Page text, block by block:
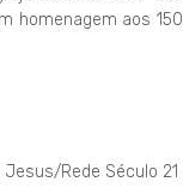
homenagem aos 150
Rede Século 21